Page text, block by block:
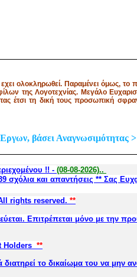
ολοκληρωθεί. Παραμένει όμως, το
της Λογοτεχνίας. Μεγάλο
έτσι τη δική τους προσωπική
βάσει Αναγνωσιμότητας
!! - (08-08-2026)..
σχόλια και απαντήσεις ** Σας
rights reserved. **
Επιτρέπεται μόνο με την
Holders **
διατηρεί το δικαίωμα του να μην